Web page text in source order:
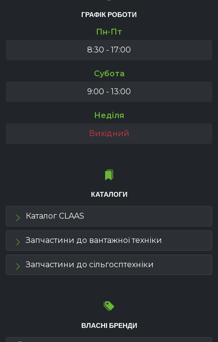
ГРАФІК РОБОТИ
Пн-Пт
8:30 - 17:00
Субота
9:00 - 13:00
Неділя
Вихідний
КАТАЛОГИ
Каталог CLAAS
Запчастини до вантажної техніки
Запчастини до сільгосптехніки
ВЛАСНІ БРЕНДИ